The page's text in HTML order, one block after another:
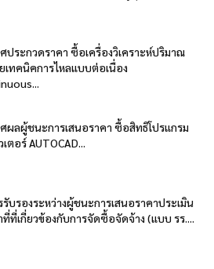
ประกวดราคา ซื้อเครื่องวิเคราะห์ปริมาณ
เทคนิคการไหลแบบต่อเนื่อง
ผลผู้ชนะการเสนอราคา ซื้อสิทธิโปรแกรม
ตอร์ AUTOCAD...
รับรองระหว่างผู้ชนะการเสนอราคาประเมิน
ที่ที่เกี่ยวข้องกับการจัดซื้อจัดจ้าง (แบบ รร....